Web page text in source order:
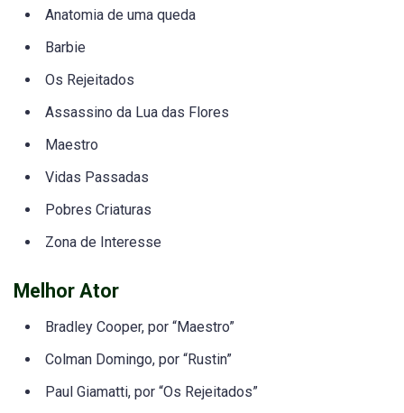
Anatomia de uma queda
Barbie
Os Rejeitados
Assassino da Lua das Flores
Maestro
Vidas Passadas
Pobres Criaturas
Zona de Interesse
Melhor Ator
Bradley Cooper, por “Maestro”
Colman Domingo, por “Rustin”
Paul Giamatti, por “Os Rejeitados”